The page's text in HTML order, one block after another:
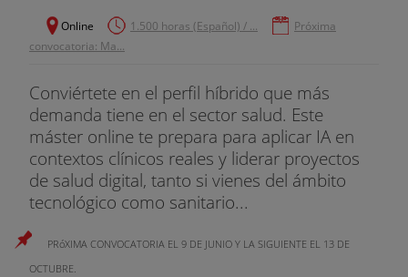
- In - store Analytics.
IA aplicada a CRM Analytics
- Modelos de propensión a la compra.
- Cross - selling y up - selling.
- Loalty Analytics.
- Modelos de rentabilidad de Cliente.
Online 1.500 horas (Español) / ...
Próxima
convocatoria: Ma...
Conviértete en el perfil híbrido que más
demanda tiene en el sector salud. Este
máster online te prepara para aplicar IA en
contextos clínicos reales y liderar proyectos
de salud digital, tanto si vienes del ámbito
tecnológico como sanitario...
PRóXIMA CONVOCATORIA EL 9 DE JUNIO Y LA SIGUIENTE EL 13 DE
OCTUBRE.